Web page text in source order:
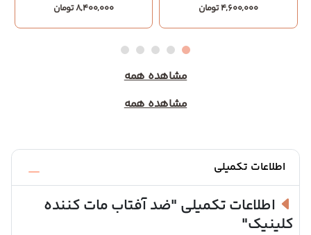
4,600,000 تومان 8,400,000 تومان
مشاهده همه
مشاهده همه
اطلاعات تکمیلی
اطلاعات تکمیلی "ضد آفتاب مات کننده
کلینیک"